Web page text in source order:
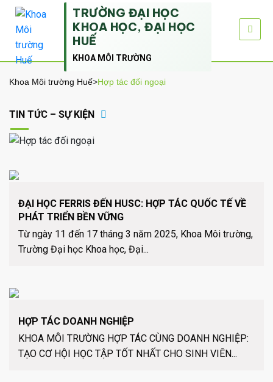
TRƯỜNG ĐẠI HỌC
KHOA HỌC, ĐẠI HỌC
HUẾ
KHOA MÔI TRƯỜNG
Khoa Môi trường Huế>Hợp tác đối ngoại
TIN TỨC – SỰ KIỆN
ĐẠI HỌC FERRIS ĐẾN HUSC: HỢP TÁC QUỐC TẾ VỀ
PHÁT TRIỂN BỀN VỮNG
Từ ngày 11 đến 17 tháng 3 năm 2025, Khoa Môi trường,
Trường Đại học Khoa học, Đại...
HỢP TÁC DOANH NGHIỆP
KHOA MÔI TRƯỜNG HỢP TÁC CÙNG DOANH NGHIỆP:
TẠO CƠ HỘI HỌC TẬP TỐT NHẤT CHO SINH VIÊN...